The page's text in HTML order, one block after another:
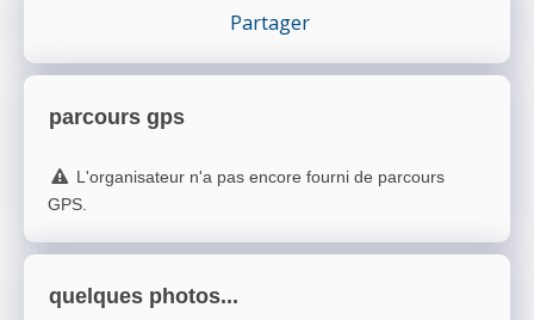
Partager
parcours gps
L'organisateur n'a pas encore fourni de parcours
GPS.
quelques photos...